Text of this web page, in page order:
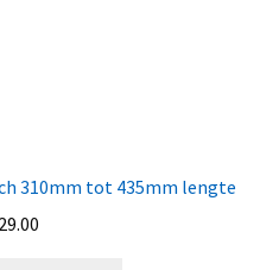
310mm tot 435mm lengte